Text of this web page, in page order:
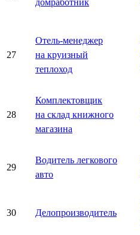
27
Отель-менеджер
на круизный
теплоход
28
Комплектовщик
на склад книжного
магазина
29
Водитель легкового
авто
30 Делопроизводитель